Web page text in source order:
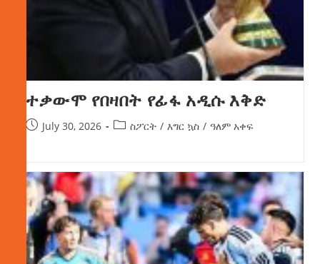
ተቃውሞ የበዛበት የፊፋ አዲሱ እቅድ
July 30, 2026 ስፖርት / እግር ኳስ / ዓለም አቀፍ